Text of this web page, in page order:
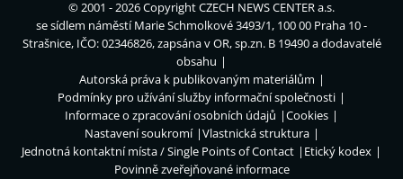
© 2001 - 2026 CopyrightCZECH NEWS CENTER a.s.
se sídlem náměstí Marie Schmolkové 3493/1, 100 00 Praha 10 -
Strašnice, IČO: 02346826, zapsána v OR, sp.zn. B 19490 a dodavatelé
obsahu
Autorská práva k publikovaným materiálům
Podmínky pro užívání služby informační společnosti
Informace o zpracování osobních údajů
Cookies
Nastavení soukromí
Vlastnická struktura
Jednotná kontaktní místa / Single Points of Contact
Etický kodex
Povinně zveřejňované informace